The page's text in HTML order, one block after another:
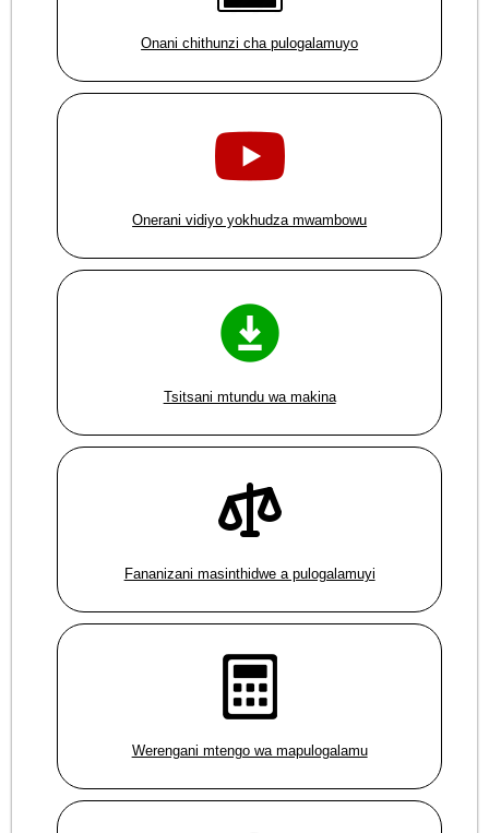
Onani chithunzi cha pulogalamuyo
Onerani vidiyo yokhudza mwambowu
Tsitsani mtundu wa makina
Fananizani masinthidwe a pulogalamuyi
Werengani mtengo wa mapulogalamu